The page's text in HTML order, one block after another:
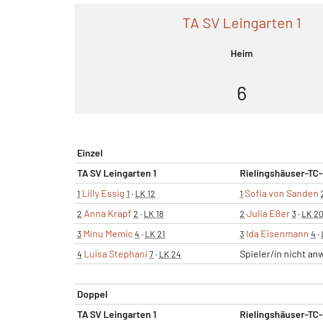
TA SV Leingarten 1
Heim
6
Einzel
TA SV Leingarten 1
Rielingshäuser-
1 Lilly Essig 1 · LK 12 1 Sofia von Sanden
2 Anna Krapf 2 · LK 18 2 Julia Eßer3· LK 20
3 Minu Memic4 · LK 21 3 Ida Eisenmann 4 ·
4 Luisa Stephani 7· LK 24 Spieler/in nicht
Doppel
TA SV Leingarten 1
Rielingshäuser-